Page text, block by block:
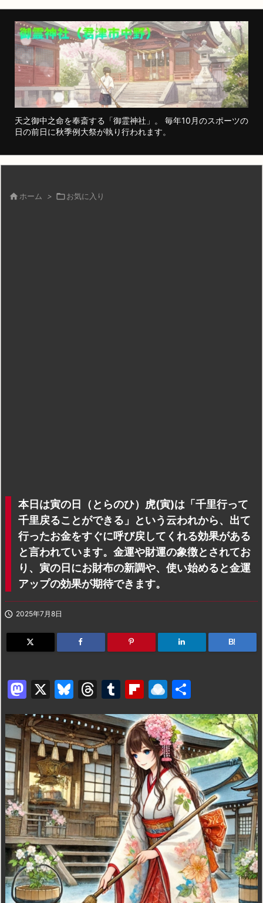
天之御中之命を奉斎する「御霊神社」。 毎年10月のスポーツの
日の前日に秋季例大祭が執り行われます。
 ホーム > お気に入り
本日は寅の日（とらのひ）虎(寅)は「千里行って
千里戻ることができる」という云われから、出て
行ったお金をすぐに呼び戻してくれる効果がある
と言われています。金運や財運の象徴とされてお
り、寅の日にお財布の新調や、使い始めると金運
アップの効果が期待できます。
 2025年7月8日
B!
M
a
st
o
d
o
n
X
Bl
u
e
s
k
y
T
hr
e
a
d
s
T
u
m
bl
r
Fl
ip
b
o
ar
d
R
ai
n
dr
o
p.
io
有